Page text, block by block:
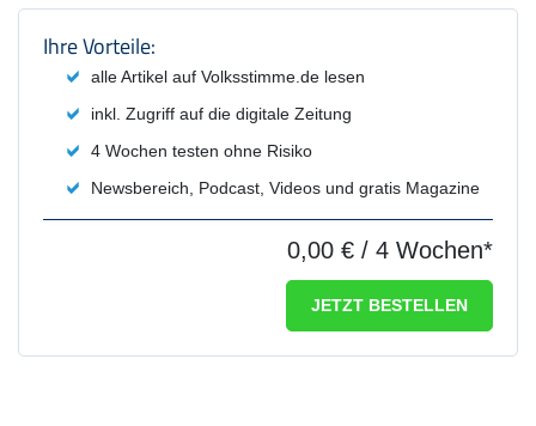
Produktzusammenfassung und
Ihre Vorteile:
alle Artikel auf Volksstimme.de lesen
inkl. Zugriff auf die digitale Zeitung
4 Wochen testen ohne Risiko
Newsbereich, Podcast, Videos und gratis Magazine
0,00 € / 4 Wochen*
JETZT BESTELLEN